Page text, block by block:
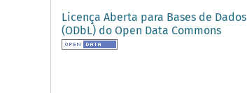
Licença Aberta para Bases de Dados
(ODbL) do Open Data Commons